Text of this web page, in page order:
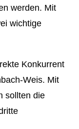
werden. Mit
wichtige
Konkurrent
Weis. Mit
sollten die